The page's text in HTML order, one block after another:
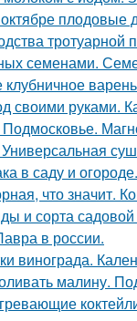
плодовые
семенами.
своими руками.
в саду и
что значит.
и сорта садовой
в россии.
винограда.
малину.